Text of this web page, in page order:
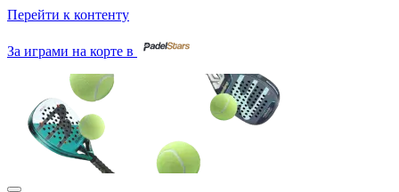
Перейти к контенту
За играми на корте в